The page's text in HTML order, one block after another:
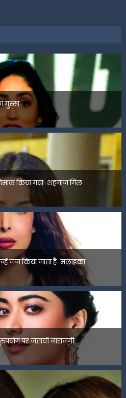
गुस्सा
किया गया-शहनाज गिल
जज किया जाता है-मलाइका
पर जतायी नाराजगी